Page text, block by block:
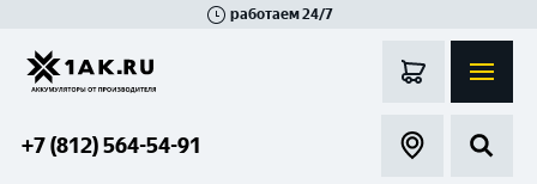
работаем 24/7
+7 (812) 564-54-91
Гатчина